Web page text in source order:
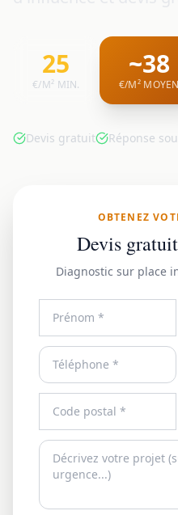
25
€/M² MIN.
~38
€/M² MOYEN
Devis gratuit Réponse
OBTENEZ
Devis
Diagnostic sur place